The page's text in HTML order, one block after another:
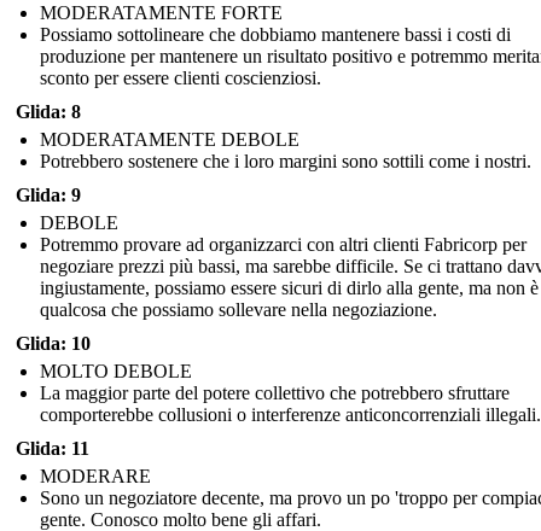
MODERATAMENTE FORTE
Possiamo sottolineare che dobbiamo mantenere bassi i costi di
produzione per mantenere un risultato positivo e potremmo
sconto per essere clienti coscienziosi.
Glida: 8
MODERATAMENTE DEBOLE
Potrebbero sostenere che i loro margini sono sottili come i nostri.
Glida: 9
DEBOLE
Potremmo provare ad organizzarci con altri clienti Fabricorp per
negoziare prezzi più bassi, ma sarebbe difficile. Se ci trattano
ingiustamente, possiamo essere sicuri di dirlo alla gente, ma non è
qualcosa che possiamo sollevare nella negoziazione.
Glida: 10
MOLTO DEBOLE
La maggior parte del potere collettivo che potrebbero sfruttare
comporterebbe collusioni o interferenze anticoncorrenziali illegali.
Glida: 11
MODERARE
Sono un negoziatore decente, ma provo un po 'troppo per
gente. Conosco molto bene gli affari.